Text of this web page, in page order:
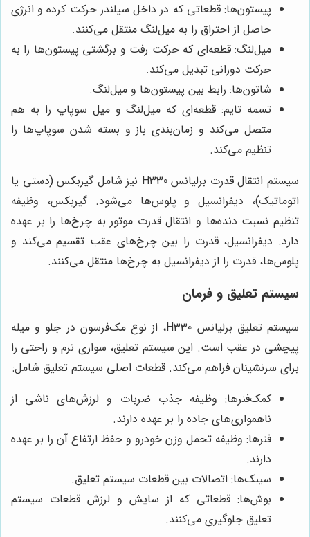
پیستون‌ها: قطعاتی که در داخل سیلندر حرکت کرده و انرژی
حاصل از احتراق را به میل‌لنگ منتقل می‌کنند.
میل‌لنگ: قطعه‌ای که حرکت رفت و برگشتی پیستون‌ها را به
حرکت دورانی تبدیل می‌کند.
شاتون‌ها: رابط بین پیستون‌ها و میل‌لنگ.
تسمه تایم: قطعه‌ای که میل‌لنگ و میل سوپاپ را به هم
متصل می‌کند و زمان‌بندی باز و بسته شدن سوپاپ‌ها را
تنظیم می‌کند.
سیستم انتقال قدرت برلیانس H330 نیز شامل گیربکس (دستی یا
اتوماتیک)، دیفرانسیل و پلوس‌ها می‌شود. گیربکس، وظیفه
تنظیم نسبت دنده‌ها و انتقال قدرت موتور به چرخ‌ها را بر عهده
دارد. دیفرانسیل، قدرت را بین چرخ‌های عقب تقسیم می‌کند و
پلوس‌ها، قدرت را از دیفرانسیل به چرخ‌ها منتقل می‌کنند.
سیستم تعلیق و فرمان
سیستم تعلیق برلیانس H330، از نوع مک‌فرسون در جلو و میله
پیچشی در عقب است. این سیستم تعلیق، سواری نرم و راحتی را
برای سرنشینان فراهم می‌کند. قطعات اصلی سیستم تعلیق شامل:
کمک‌فنرها: وظیفه جذب ضربات و لرزش‌های ناشی از
ناهمواری‌های جاده را بر عهده دارند.
فنرها: وظیفه تحمل وزن خودرو و حفظ ارتفاع آن را بر عهده
دارند.
سیبک‌ها: اتصالات بین قطعات سیستم تعلیق.
بوش‌ها: قطعاتی که از سایش و لرزش قطعات سیستم
تعلیق جلوگیری می‌کنند.